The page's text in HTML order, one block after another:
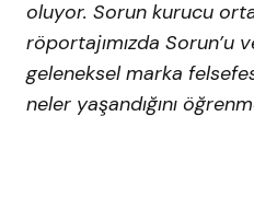
oluyor. Sorun kurucu
röportajımızda Sorun’u
geleneksel marka
neler yaşandığını